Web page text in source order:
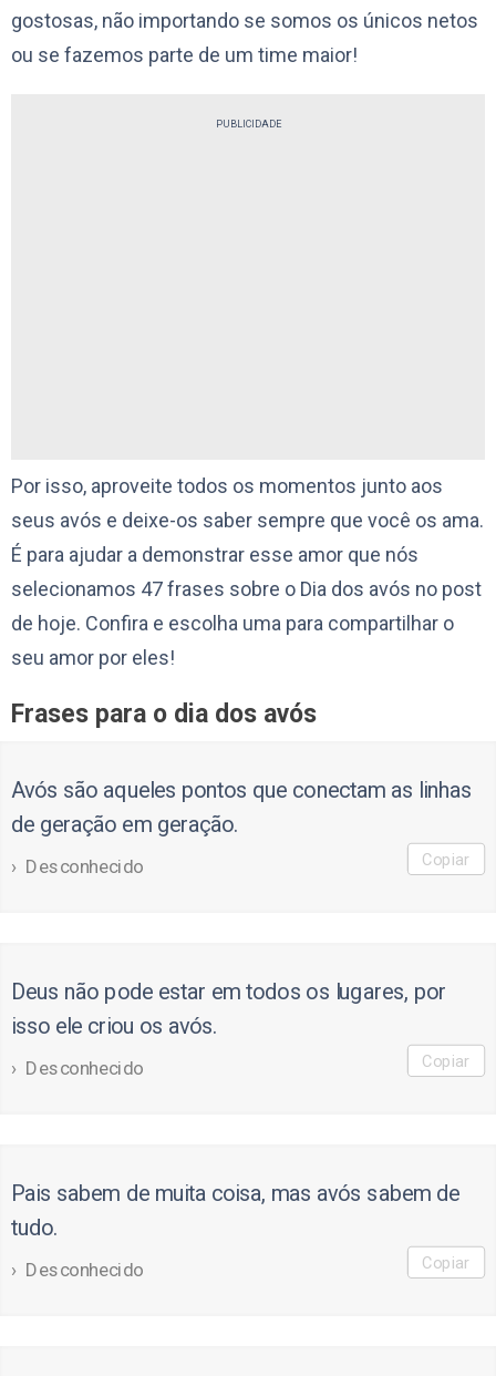
gostosas, não importando se somos os únicos netos
ou se fazemos parte de um time maior!
PUBLICIDADE
Por isso, aproveite todos os momentos junto aos
seus avós e deixe-os saber sempre que você os ama.
É para ajudar a demonstrar esse amor que nós
selecionamos 47 frases sobre o Dia dos avós no post
de hoje. Confira e escolha uma para compartilhar o
seu amor por eles!
Frases para o dia dos avós
Avós são aqueles pontos que conectam as linhas
de geração em geração.
Desconhecido Copiar
Deus não pode estar em todos os lugares, por
isso ele criou os avós.
Desconhecido Copiar
Pais sabem de muita coisa, mas avós sabem de
tudo.
Desconhecido Copiar